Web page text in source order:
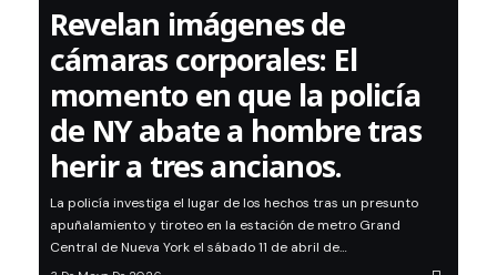
Revelan imágenes de
cámaras corporales: El
momento en que la policía
de NY abate a hombre tras
herir a tres ancianos.
La policía investiga el lugar de los hechos tras un presunto
apuñalamiento y tiroteo en la estación de metro Grand
Central de Nueva York el sábado 11 de abril de…